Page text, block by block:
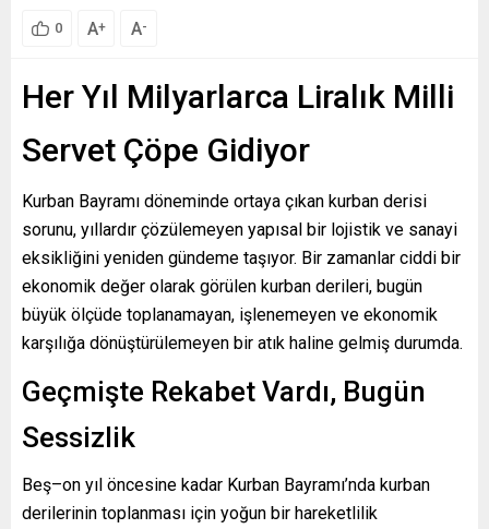
0 A+ A-
Her Yıl Milyarlarca Liralık Milli
Servet Çöpe Gidiyor
Kurban Bayramı döneminde ortaya çıkan kurban derisi
sorunu, yıllardır çözülemeyen yapısal bir lojistik ve sanayi
eksikliğini yeniden gündeme taşıyor. Bir zamanlar ciddi bir
ekonomik değer olarak görülen kurban derileri, bugün
büyük ölçüde toplanamayan, işlenemeyen ve ekonomik
karşılığa dönüştürülemeyen bir atık haline gelmiş durumda.
Geçmişte Rekabet Vardı, Bugün
Sessizlik
Beş–on yıl öncesine kadar Kurban Bayramı’nda kurban
derilerinin toplanması için yoğun bir hareketlilik